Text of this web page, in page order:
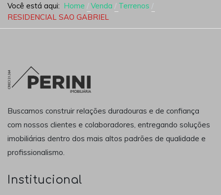
Você está aqui: Home Venda
Terrenos
RESIDENCIAL SAO GABRIEL
Buscamos construir relações duradouras e de confiança
com nossos clientes e colaboradores, entregando soluções
imobiliárias dentro dos mais altos padrões de qualidade e
profissionalismo.
Institucional